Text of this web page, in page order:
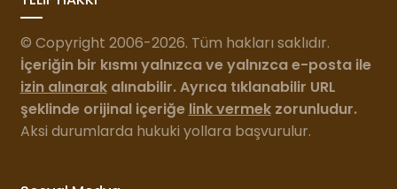
© Copyright 2006-2026. Tüm hakları saklıdır.
İçeriğin bir kısmı yalnızca ve yalnızca e-posta ile
izin alınarakalınabilir. Ayrıca tıklanabilir URL
şeklinde orijinal içeriğe link vermekzorunludur.
Aksi durumlarda hukuki yollara başvurulur.